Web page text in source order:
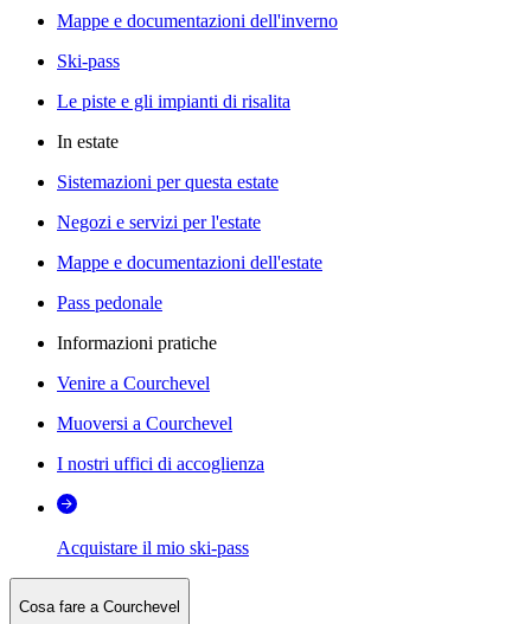
Mappe e documentazioni dell'inverno
Ski-pass
Le piste e gli impianti di risalita
In estate
Sistemazioni per questa estate
Negozi e servizi per l'estate
Mappe e documentazioni dell'estate
Pass pedonale
Informazioni pratiche
Venire a Courchevel
Muoversi a Courchevel
I nostri uffici di accoglienza
Acquistare il mio ski-pass
Cosa fare a Courchevel